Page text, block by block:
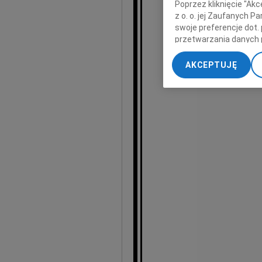
Poprzez kliknięcie
z o. o. jej Zaufanych
swoje preferencje dot.
przetwarzania danych
„Ustawienia
My, nasi Zaufani
dokładnych danych
Przechowywanie
AKCEPTUJĘ